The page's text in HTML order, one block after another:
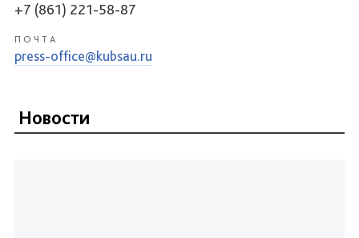
+7 (861) 221-58-87
ПОЧТА
press-office@kubsau.ru
Новости